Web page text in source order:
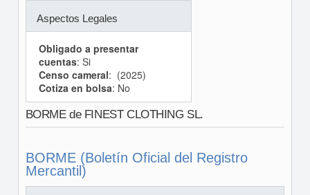
Aspectos Legales
Obligado a presentar
cuentas: Si
Censo cameral: (2025)
Cotiza en bolsa: No
BORME de FINEST CLOTHING SL.
BORME (Boletín Oficial del Registro
Mercantil)